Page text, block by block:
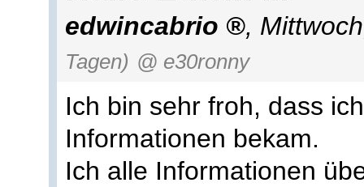
edwincabrio ,
Tagen) @ e30ronny
Ich bin sehr froh, dass
Informationen bekam.
Ich alle Informationen